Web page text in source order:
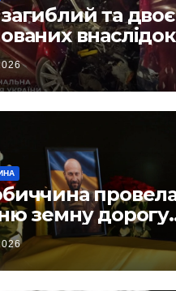
та двоє
внаслідок
Самбірщині
земну дорогу
–